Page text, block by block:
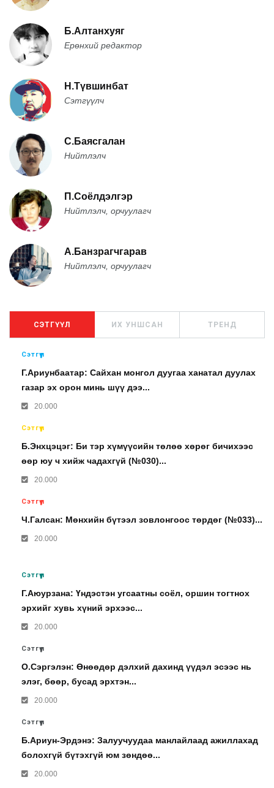
Б.Алтанхуяг
Ерөнхий редактор
Н.Түвшинбат
Сэтгүүлч
С.Баясгалан
Нийтлэлч
П.Соёлдэлгэр
Нийтлэлч, орчуулагч
А.Банзрагчгарав
Нийтлэлч, орчуулагч
СЭТГҮҮЛ ИХ УНШСАН ТРЕНД
Сэтгүүл
Г.Ариунбаатар: Сайхан монгол дуугаа ханатал дуулах
газар эх орон минь шүү дээ...
20.000
Сэтгүүл
Б.Энхцэцэг: Би тэр хүмүүсийн төлөө хөрөг бичихээс
өөр юу ч хийж чадахгүй (№030)...
20.000
Сэтгүүл
Ч.Галсан: Мөнхийн бүтээл зовлонгоос төрдөг (№033)...
20.000
Сэтгүүл
Г.Аюурзана: Үндэстэн угсаатны соёл, оршин тогтнох
эрхийг хувь хүний эрхээс...
20.000
Сэтгүүл
О.Сэргэлэн: Өнөөдөр дэлхий дахинд үүдэл эсээс нь
элэг, бөөр, бусад эрхтэн...
20.000
Сэтгүүл
Б.Ариун-Эрдэнэ: Залуучуудаа манлайлаад ажиллахад
болохгүй бүтэхгүй юм зөндөө...
20.000